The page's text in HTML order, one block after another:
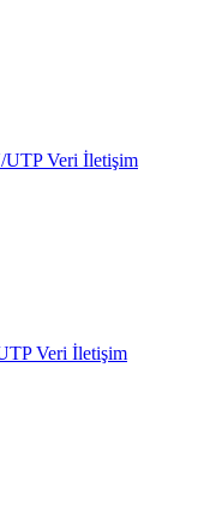
Veri İletişim
Veri İletişim